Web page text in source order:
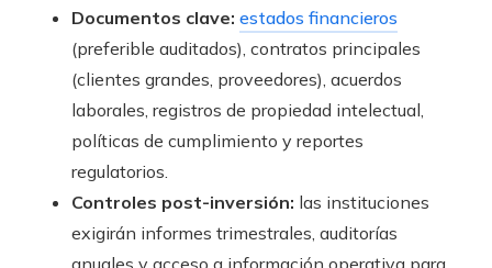
Documentos clave: estados financieros
(preferible auditados), contratos principales
(clientes grandes, proveedores), acuerdos
laborales, registros de propiedad intelectual,
políticas de cumplimiento y reportes
regulatorios.
Controles post-inversión: las instituciones
exigirán informes trimestrales, auditorías